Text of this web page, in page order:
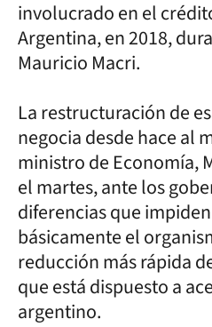
involucrado en el
Argentina, en 2018,
Mauricio Macri.
La restructuración de
negocia desde hace al
ministro de Economía,
el martes, ante los
diferencias que
básicamente el
reducción más rápida
que está dispuesto a
argentino.